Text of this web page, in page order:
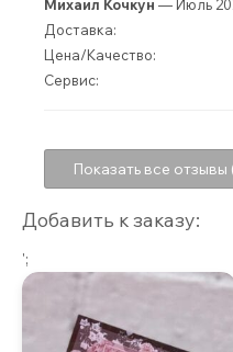
Михаил Кочкун — Июль
Доставка:
Цена/Качество:
Сервис:
Показать все отзывы
Добавить к заказу:
';